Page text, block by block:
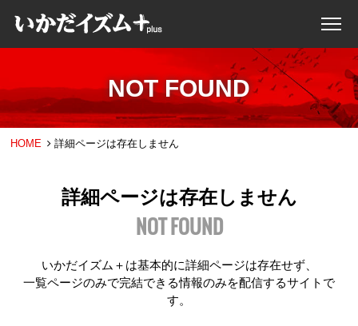
NOT FOUND
HOME 詳細ページは存在しません
詳細ページは存在しません
NOT FOUND
いかだイズム＋は基本的に詳細ページは存在せず、
一覧ページのみで完結できる情報のみを配信するサイトで
す。